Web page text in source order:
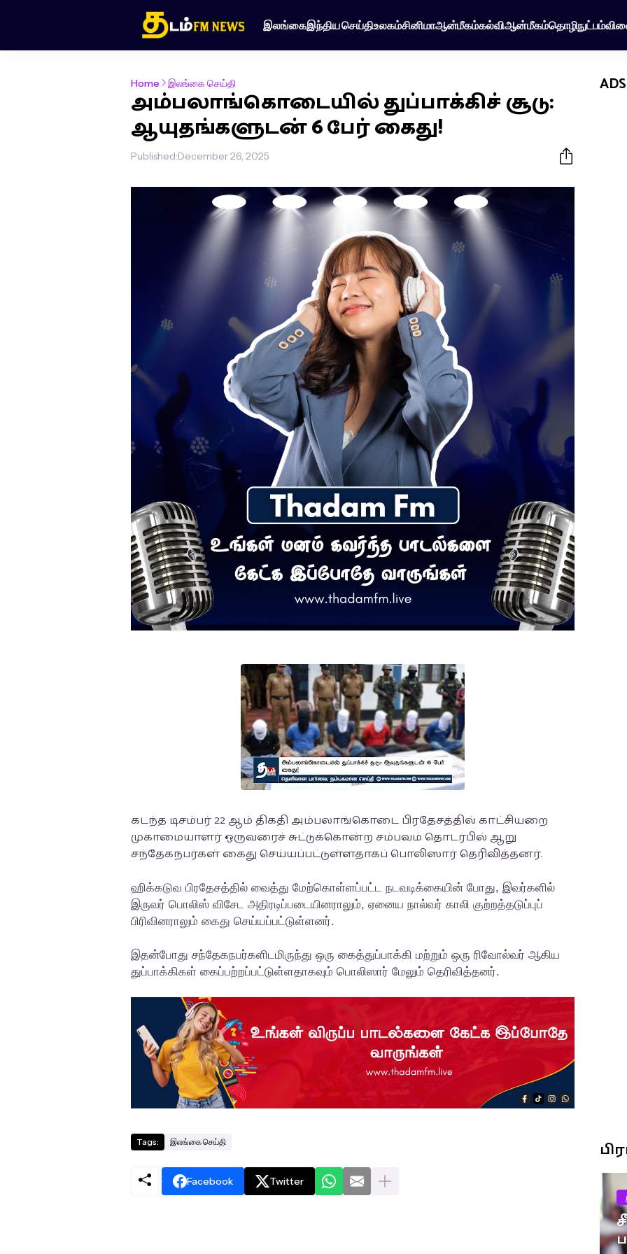
இலங்கைஇந்திய செய்திஉலகம்சினிமாஆன்மீகம்கல்விஆன்மீகம்தொழிநுட்பம்
Home இலங்கை செய்தி
அம்பலாங்கொடையில் துப்பாக்கிச் சூடு:
ஆயுதங்களுடன் 6 பேர் கைது!
Published:December 26, 2025
கடந்த டிசம்பர் 22 ஆம் திகதி அம்பலாங்கொடை பிரதேசத்தில் காட்சியறை
முகாமையாளர் ஒருவரைச் சுட்டுக்கொன்ற சம்பவம் தொடர்பில் ஆறு
சந்தேகநபர்கள் கைது செய்யப்பட்டுள்ளதாகப் பொலிஸார் தெரிவித்தனர்.
ஹிக்கடுவ பிரதேசத்தில் வைத்து மேற்கொள்ளப்பட்ட நடவடிக்கையின் போது, இவர்களில்
இருவர் பொலிஸ் விசேட அதிரடிப்படையினராலும், ஏனைய நால்வர் காலி குற்றத்தடுப்புப்
பிரிவினராலும் கைது செய்யப்பட்டுள்ளனர்.
இதன்போது சந்தேகநபர்களிடமிருந்து ஒரு கைத்துப்பாக்கி மற்றும் ஒரு ரிவோல்வர் ஆகிய
துப்பாக்கிகள் கைப்பற்றப்பட்டுள்ளதாகவும் பொலிஸார் மேலும் தெரிவித்தனர்.
Tags: இலங்கை செய்தி
Facebook Twitter
ADS